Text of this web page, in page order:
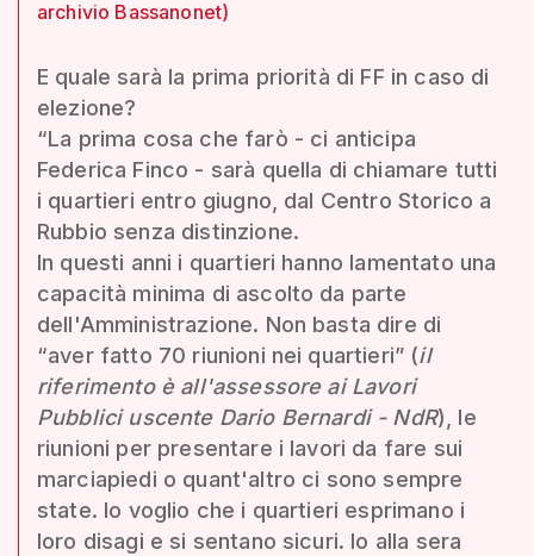
archivio Bassanonet)
E quale sarà la prima priorità di FF in caso di
elezione?
“La prima cosa che farò - ci anticipa
Federica Finco - sarà quella di chiamare tutti
i quartieri entro giugno, dal Centro Storico a
Rubbio senza distinzione.
In questi anni i quartieri hanno lamentato una
capacità minima di ascolto da parte
dell'Amministrazione. Non basta dire di
“aver fatto 70 riunioni nei quartieri” (il
riferimento è all'assessore ai Lavori
Pubblici uscente Dario Bernardi - NdR), le
riunioni per presentare i lavori da fare sui
marciapiedi o quant'altro ci sono sempre
state. Io voglio che i quartieri esprimano i
loro disagi e si sentano sicuri. Io alla sera